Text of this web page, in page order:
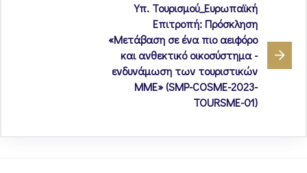
Υπ. Τουρισμού_Ευρωπαϊκή
Επιτροπή: Πρόσκληση
«Μετάβαση σε ένα πιο αειφόρο
και ανθεκτικό οικοσύστημα -
ενδυνάμωση των τουριστικών
ΜΜΕ» (SMP-COSME-2023-
TOURSME-01)